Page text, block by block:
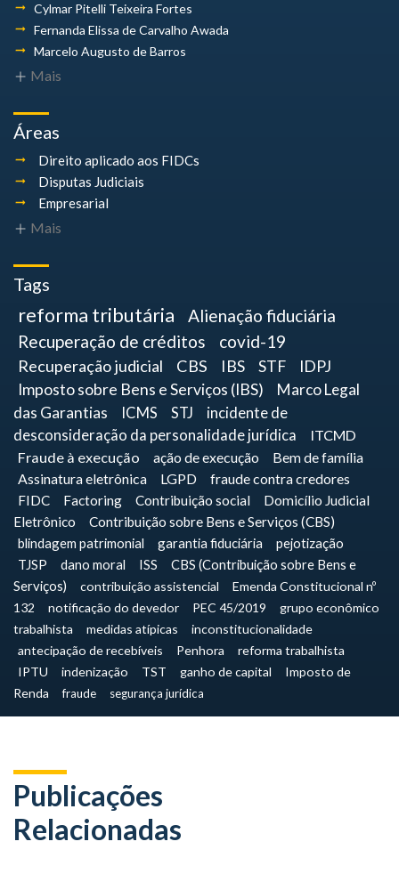
Cylmar Pitelli Teixeira Fortes
Fernanda Elissa de Carvalho Awada
Marcelo Augusto de Barros
Mais
Áreas
Direito aplicado aos FIDCs
Disputas Judiciais
Empresarial
Mais
Tags
reforma tributária
Alienação fiduciária
Recuperação de créditos
covid-19
Recuperação judicial CBS IBS STF
IDPJ
Imposto sobre Bens e Serviços (IBS)
Marco Legal
das Garantias
ICMS STJ
incidente de
desconsideração da personalidade jurídica
ITCMD
Fraude à execução
ação de execução
Bem de família
Assinatura eletrônica
LGPD fraude contra credores
FIDC Factoring Contribuição social
Domicílio Judicial
Eletrônico
Contribuição sobre Bens e Serviços (CBS)
blindagem patrimonial
garantia fiduciária
pejotização
TJSP
dano moral ISS
CBS (Contribuição sobre Bens e
Serviços)
contribuição assistencial
Emenda Constitucional nº
132
notificação do devedor PEC 45/2019
grupo econômico
trabalhista
medidas atípicas
inconstitucionalidade
antecipação de recebíveis
Penhora
reforma trabalhista
IPTU
indenização TST ganho de capital
Imposto de
Renda
fraude segurança jurídica
Publicações
Relacionadas